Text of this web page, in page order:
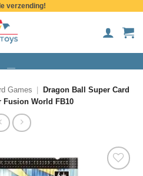
verzending!
Games
Dragon Ball Super Card
Fusion World FB10